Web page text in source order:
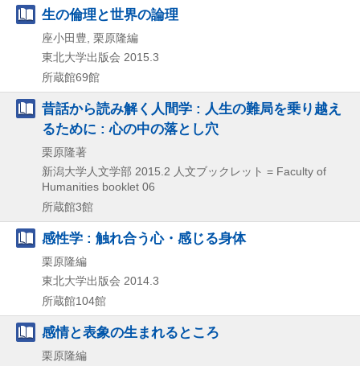
生の倫理と世界の論理
座小田豊, 栗原隆編
東北大学出版会 2015.3
所蔵館69館
昔話から読み解く人間学 : 人生の難局を乗り越え
るために : 心の中の落とし穴
栗原隆著
新潟大学人文学部 2015.2 人文ブックレット = Faculty of
Humanities booklet 06
所蔵館3館
感性学 : 触れ合う心・感じる身体
栗原隆編
東北大学出版会 2014.3
所蔵館104館
感情と表象の生まれるところ
栗原隆編